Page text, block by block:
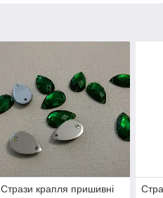
Стрази крапля пришивні